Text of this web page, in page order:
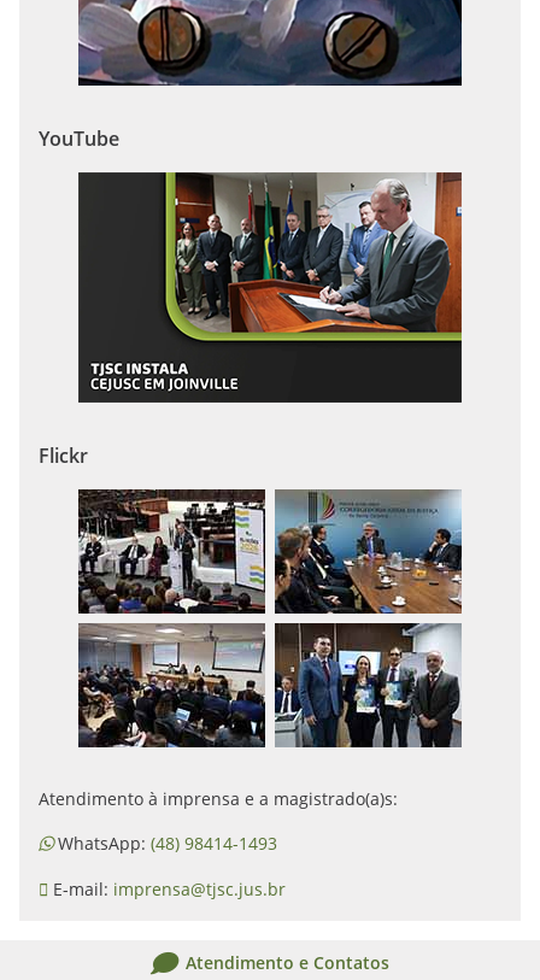
YouTube
Flickr
Atendimento à imprensa e a magistrado(a)s:
WhatsApp: (48) 98414-1493
E-mail: imprensa@tjsc.jus.br
Atendimento e Contatos